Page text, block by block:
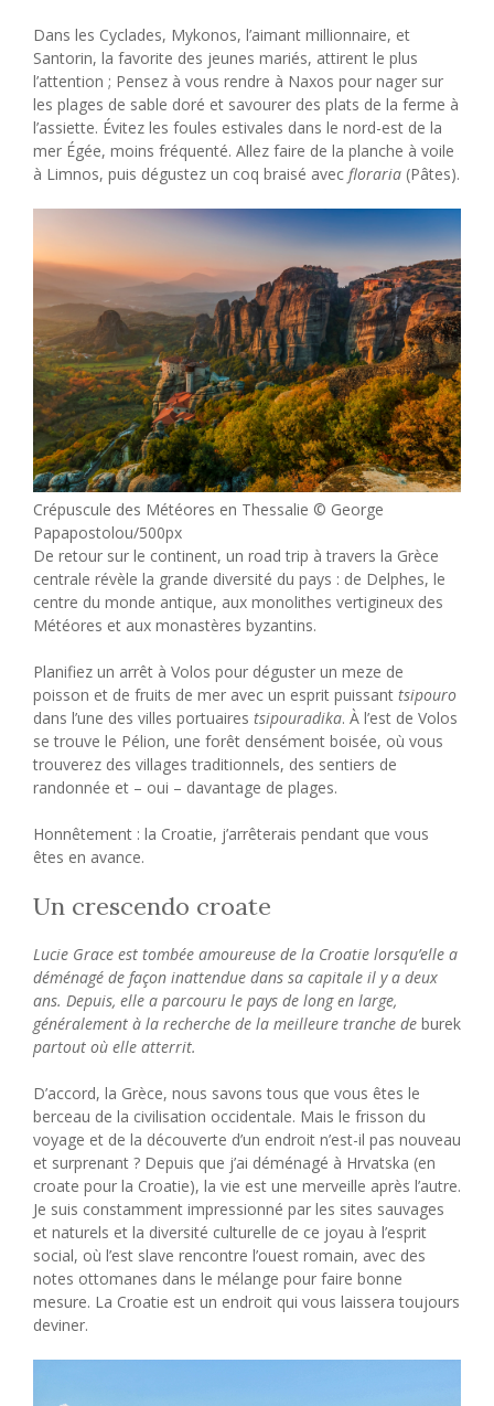
Dans les Cyclades, Mykonos, l’aimant millionnaire, et
Santorin, la favorite des jeunes mariés, attirent le plus
l’attention ; Pensez à vous rendre à Naxos pour nager sur
les plages de sable doré et savourer des plats de la ferme à
l’assiette. Évitez les foules estivales dans le nord-est de la
mer Égée, moins fréquenté. Allez faire de la planche à voile
à Limnos, puis dégustez un coq braisé avec floraria (Pâtes).
Crépuscule des Météores en Thessalie © George
Papapostolou/500px
De retour sur le continent, un road trip à travers la Grèce
centrale révèle la grande diversité du pays : de Delphes, le
centre du monde antique, aux monolithes vertigineux des
Météores et aux monastères byzantins.
Planifiez un arrêt à Volos pour déguster un meze de
poisson et de fruits de mer avec un esprit puissant tsipouro
dans l’une des villes portuaires tsipouradika. À l’est de Volos
se trouve le Pélion, une forêt densément boisée, où vous
trouverez des villages traditionnels, des sentiers de
randonnée et – oui – davantage de plages.
Honnêtement : la Croatie, j’arrêterais pendant que vous
êtes en avance.
Un crescendo croate
Lucie Grace est tombée amoureuse de la Croatie lorsqu’elle a
déménagé de façon inattendue dans sa capitale il y a deux
ans. Depuis, elle a parcouru le pays de long en large,
généralement à la recherche de la meilleure tranche de burek
partout où elle atterrit.
D’accord, la Grèce, nous savons tous que vous êtes le
berceau de la civilisation occidentale. Mais le frisson du
voyage et de la découverte d’un endroit n’est-il pas nouveau
et surprenant ? Depuis que j’ai déménagé à Hrvatska (en
croate pour la Croatie), la vie est une merveille après l’autre.
Je suis constamment impressionné par les sites sauvages
et naturels et la diversité culturelle de ce joyau à l’esprit
social, où l’est slave rencontre l’ouest romain, avec des
notes ottomanes dans le mélange pour faire bonne
mesure. La Croatie est un endroit qui vous laissera toujours
deviner.